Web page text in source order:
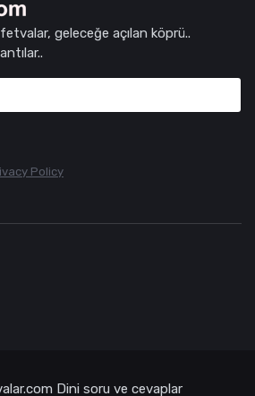
geleceğe açılan köprü..
Policy
Dini soru ve cevaplar